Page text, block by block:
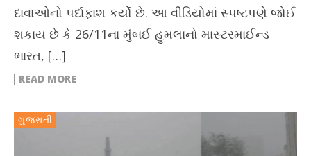
દાવાઓનો પર્દાફાશ કર્યો છે. આ વીડિયોમાં સ્પષ્ટપણે જોઈ
શકાય છે કે 26/11ના મુંબઈ હુમલાનો માસ્ટરમાઈન્ડ
ભારત, […]
READ MORE
ગુજરાતી